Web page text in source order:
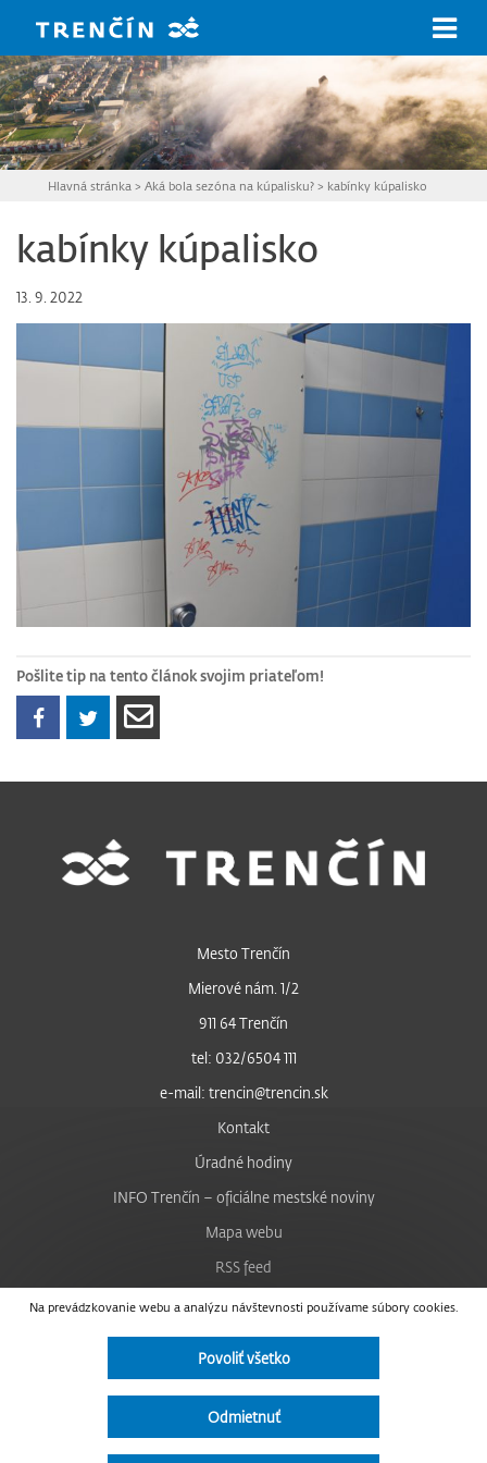
Hlavná stránka > Aká bola sezóna na kúpalisku?> kabínky kúpalisko
kabínky kúpalisko
13. 9. 2022
Pošlite tip na tento článok svojim priateľom!
Na prevádzkovanie webu a analýzu návštevnosti používame súbory cookies.
Povoliť všetko
Odmietnuť
Mesto Trenčín
Mierové nám. 1/2
911 64 Trenčín
tel: 032/6504 111
e-mail: trencin@trencin.sk
Kontakt
Úradné hodiny
INFO Trenčín – oficiálne mestské noviny
Mapa webu
RSS feed
Nastavenie cookies
Facebook
Instagram
Vyhlásenie o prístupnosti